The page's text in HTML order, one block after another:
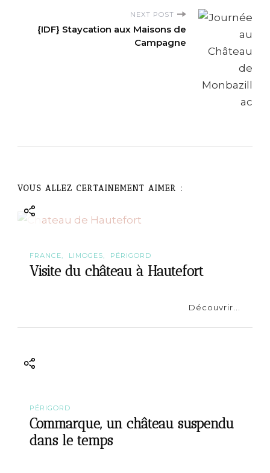
a
t
n
NEXT POST
{IDF} Staycation aux Maisons de
Campagne
VOUS ALLEZ CERTAINEMENT AIMER :
FRANCE LIMOGES PÉRIGORD
Visite du château à Hautefort
Découvrir...
PÉRIGORD
Commarque, un château suspendu
dans le temps